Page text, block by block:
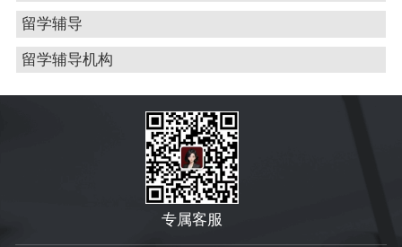
留学辅导
留学辅导机构
专属客服